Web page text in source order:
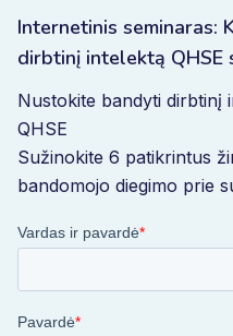
Internetinis seminaras:
dirbtinį intelektą QHSE
Nustokite bandyti dirbtinį
QHSE
Sužinokite 6 patikrintus
bandomojo diegimo prie